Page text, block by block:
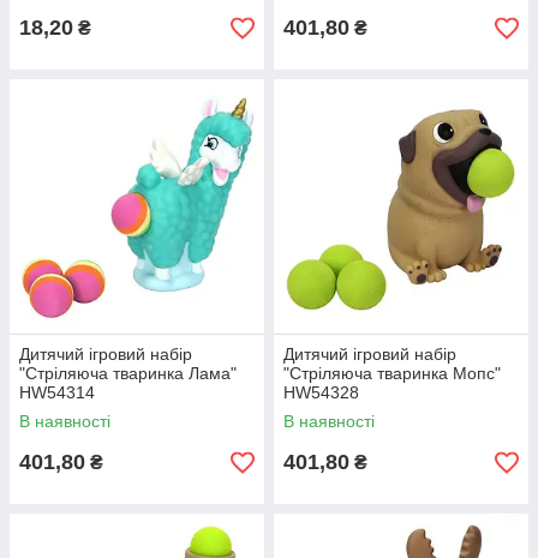
18,20 ₴ 401,80 ₴
Дитячий ігровий набір
"Стріляюча тваринка Лама"
HW54314
В наявності
401,80 ₴
Дитячий ігровий набір
"Стріляюча тваринка Мопс"
HW54328
В наявності
401,80 ₴